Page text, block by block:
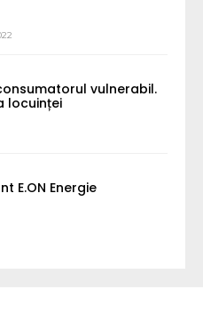
vulnerabil.
locuinței
E.ON Energie